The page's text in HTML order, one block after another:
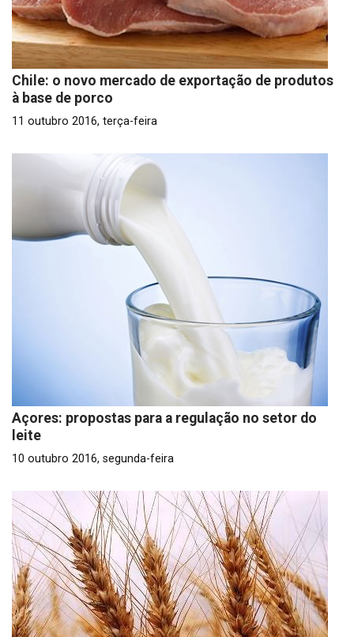
Chile: o novo mercado de exportação de produtos
à base de porco
11 outubro 2016, terça-feira
Açores: propostas para a regulação no setor do
leite
10 outubro 2016, segunda-feira